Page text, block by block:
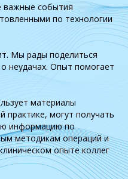
важные события
по технологии
Мы рады поделиться
неудачах. Опыт помогает
материалы
практике, могут получать
информацию по
методикам операций и
опыте коллег